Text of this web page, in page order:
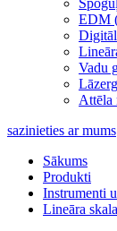
EDM
Vadu
Attēla
sazinieties ar mums
Sākums
Produkti
Instrumenti
Lineāra skala